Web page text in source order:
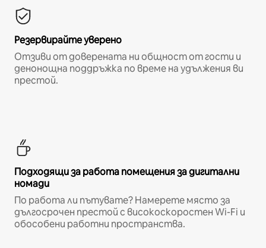
Резервирайте уверено
Отзиви от доверената ни общност от гости и
денонощна поддръжка по време на удължения ви
престой.
Подходящи за работа помещения за дигитални
номади
По работа ли пътувате? Намерете място за
дългосрочен престой с високоскоростен Wi-Fi и
обособени работни пространства.